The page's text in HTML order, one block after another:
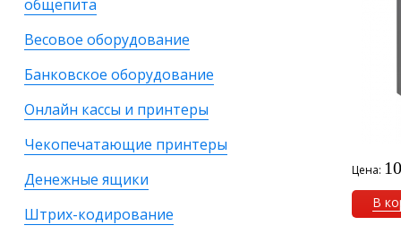
общепита
Весовое оборудование
Банковское оборудование
Онлайн кассы и принтеры
Чекопечатающие принтеры
Денежные ящики
Штрих-кодирование
Цена:
В